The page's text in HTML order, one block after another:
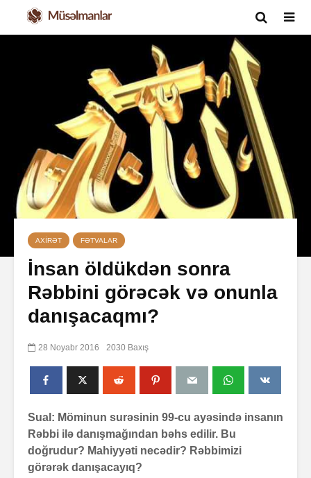
AXIRƏT FƏTVALAR
İnsan öldükdən sonra
Rəbbini görəcək və onunla
danışacaqmı?
28 Noyabr 2016 2030 Baxış
Sual: Möminun surəsinin 99-cu ayəsində insanın
Rəbbi ilə danışmağından bəhs edilir. Bu
doğrudur? Mahiyyəti necədir? Rəbbimizi
görərək danışacayıq?